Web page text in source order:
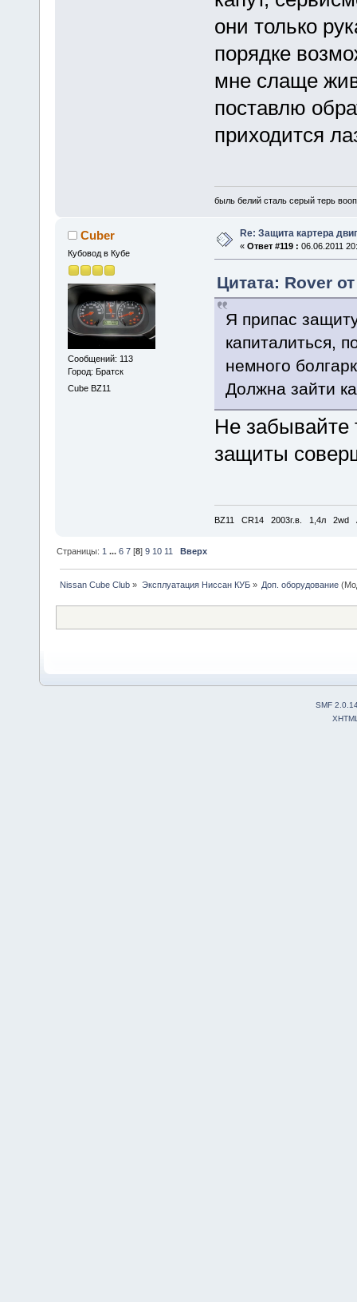
они только
порядке
мне слаще
поставлю
приходится
быль белий сталь серый терь
Cuber
Кубовод в Кубе
Сообщений: 113
Город: Братск
Cube BZ11
Re: Защита картера
« Ответ #119 : 06.06.2011
Цитата: Rover
Я припас
капиталиться,
немного
Должна зайти
Не забывайте
защиты
BZ11 CR14 2003г.в. 1,4л 2wd
Страницы: 1 ...6 7 [8]9 10 11 Вверх
Nissan Cube Club » Эксплуатация Ниссан КУБ» Доп. оборудование
SMF